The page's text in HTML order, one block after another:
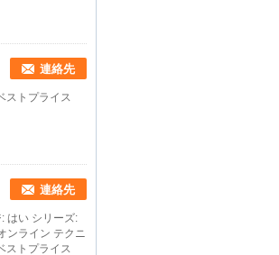
連絡先
ストプライス
連絡先
はい シリーズ:
ンライン テクニ
ストプライス